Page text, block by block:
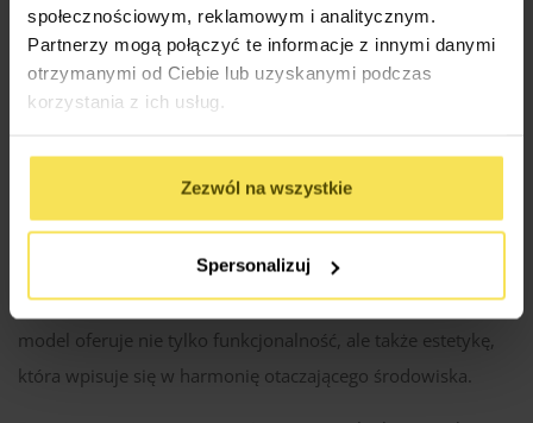
społecznościowym, reklamowym i analitycznym.
Partnerzy mogą połączyć te informacje z innymi danymi
otrzymanymi od Ciebie lub uzyskanymi podczas
korzystania z ich usług.
Zezwól na wszystkie
Spersonalizuj
Gwarancja bezpiecznego zakupu
Bezpieczeństwo transakcji - sprawdź
Drewniany domek letniskowy całoroczny Neapol 1 to
idealne rozwiązanie dla miłośników spokoju, relaksu i
bliskości natury. Zbudowany z wysokiej jakości drewna
skandynawskiego, o wymiarach 4×5 metrów, ten urokliwy
model oferuje nie tylko funkcjonalność, ale także estetykę,
która wpisuje się w harmonię otaczającego środowiska.